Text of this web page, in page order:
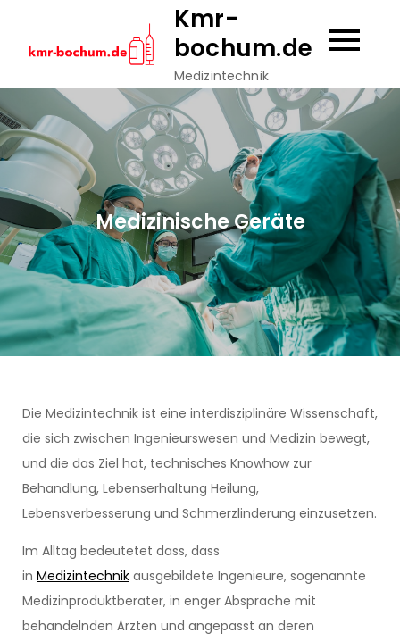
content
Kmr-
bochum.de
Medizintechnik
Medizinische Geräte
Die Medizintechnik ist eine interdisziplinäre Wissenschaft,
die sich zwischen Ingenieurswesen und Medizin bewegt,
und die das Ziel hat, technisches Knowhow zur
Behandlung, Lebenserhaltung Heilung,
Lebensverbesserung und Schmerzlinderung einzusetzen.
Im Alltag bedeutetet dass, dass
in Medizintechnik ausgebildete Ingenieure, sogenannte
Medizinproduktberater, in enger Absprache mit
behandelnden Ärzten und angepasst an deren